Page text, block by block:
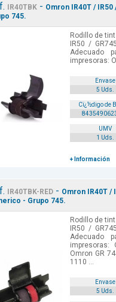
IR40TBK- Omron IR40T /
745.
Rodillo de
IR50 /
Adecuado
impresoras:
Envase
5 Uds.
Cï¿½digo de
UMV
1 Uds.
+ Información
IR40TBK-RED- Omron IR40T /
- Grupo 745.
Rodillo de
IR50 /
Adecuado
Omron GR
1110 ...
Envase
5 Uds.